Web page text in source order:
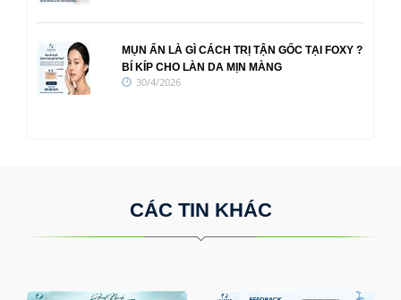
MỤN ẨN LÀ GÌ CÁCH TRỊ TẬN GỐC TẠI FOXY ?
BÍ KÍP CHO LÀN DA MỊN MÀNG
30/4/2026
CÁC TIN KHÁC